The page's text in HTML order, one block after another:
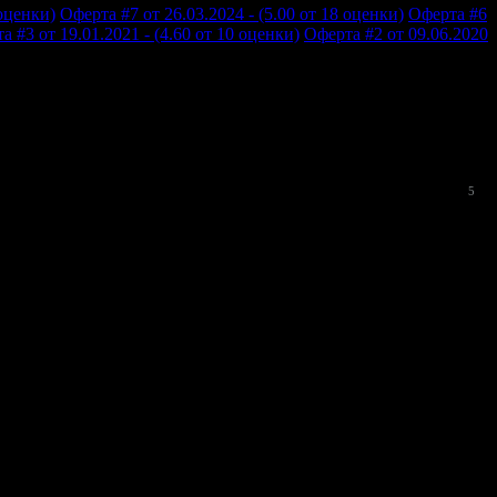
Оферта #7 от 26.03.2024 - (5.00 от 18 оценки) Оферта #6
#3 от 19.01.2021 - (4.60 от 10 оценки) Оферта #2 от 09.06.2020
5